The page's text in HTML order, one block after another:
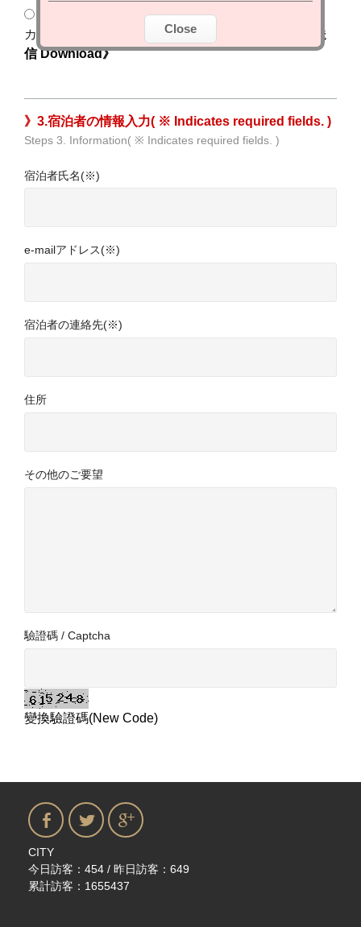
Close
銀行振込（台湾国内のみ利用可能）
カードFAX送信
《ク レジットカードによる委任状送
信 Download》
》3.宿泊者の情報入力( ※ Indicates required fields. )
Steps 3. Information( ※ Indicates required fields. )
宿泊者氏名(※)
e-mailアドレス(※)
宿泊者の連絡先(※)
住所
その他のご要望
驗證碼 / Captcha
變換驗證碼(New Code)
CITY
今日訪客：454 / 昨日訪客：649
累計訪客：1655437